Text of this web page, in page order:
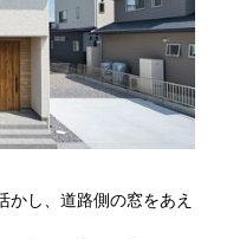
かし、道路側の窓をあえ